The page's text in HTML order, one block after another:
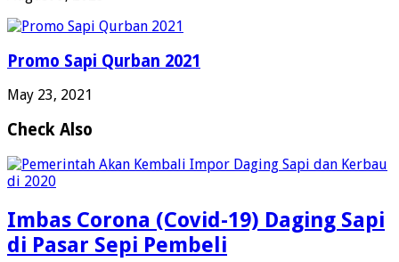
Promo Sapi Qurban 2021
May 23, 2021
Check Also
Imbas Corona (Covid-19) Daging Sapi
di Pasar Sepi Pembeli